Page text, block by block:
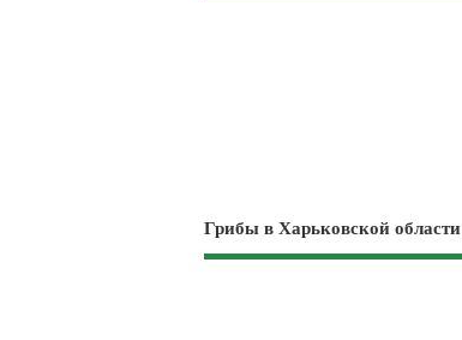
Грибы в Харьковской области